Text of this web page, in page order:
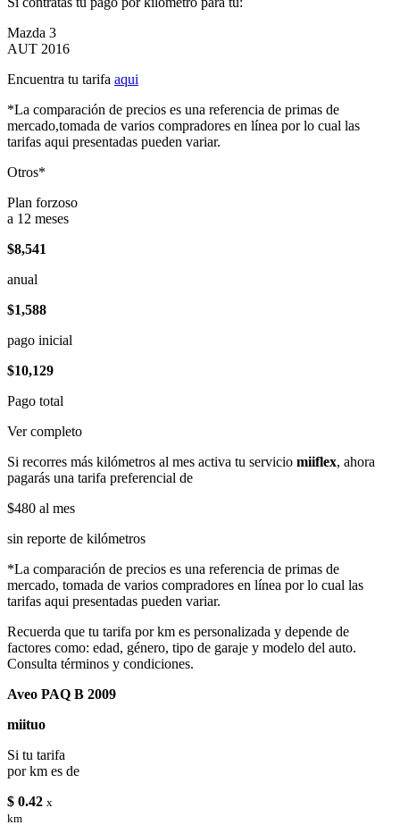
Mazda 3
AUT 2016
Encuentra tu tarifa aqui
*La comparación de precios es una referencia de primas de
mercado,tomada de varios compradores en línea por lo cual las
tarifas aqui presentadas pueden variar.
Otros*
Plan forzoso
a 12 meses
$8,541
anual
$1,588
pago inicial
$10,129
Pago total
Ver completo
Si recorres más kilómetros al mes activa tu servicio miiflex, ahora
pagarás una tarifa preferencial de
$480 al mes
sin reporte de kilómetros
*La comparación de precios es una referencia de primas de
mercado, tomada de varios compradores en línea por lo cual las
tarifas aqui presentadas pueden variar.
Recuerda que tu tarifa por km es personalizada y depende de
factores como: edad, género, tipo de garaje y modelo del auto.
Consulta términos y condiciones.
Aveo PAQ B 2009
miituo
Si tu tarifa
por km es de
$ 0.42 x
km